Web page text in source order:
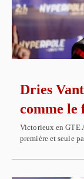
Dries
comme le
Victorieux en GTE
première et seule